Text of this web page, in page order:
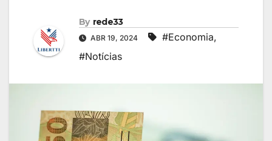
By rede33
ABR 19, 2024 #Economia,
#Notícias